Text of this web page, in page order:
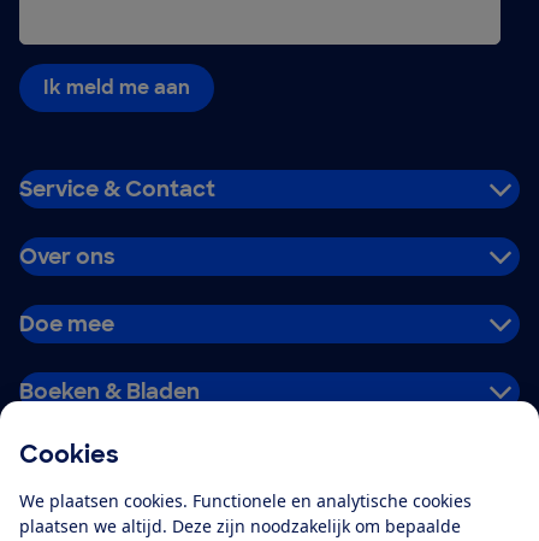
Cookies
We plaatsen cookies. Functionele en analytische cookies
plaatsen we altijd. Deze zijn noodzakelijk om bepaalde
Ik meld me aan
Service & Contact
Over ons
Doe mee
Boeken & Bladen